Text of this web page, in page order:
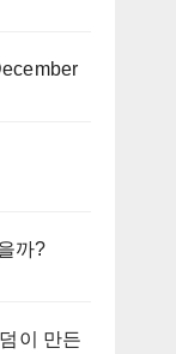
까?
이 만든